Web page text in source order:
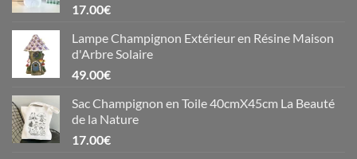
17.00€
Lampe Champignon Extérieur en Résine Maison
d'Arbre Solaire
49.00€
Sac Champignon en Toile 40cmX45cm La Beauté
de la Nature
17.00€